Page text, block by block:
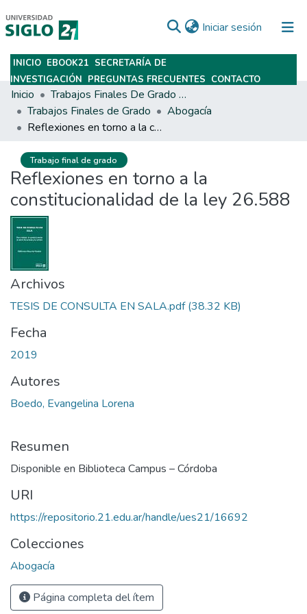
Iniciar sesión (current)
Subir
INICIO EBOOK21 SECRETARÍA DE
INVESTIGACIÓN PREGUNTAS FRECUENTES CONTACTO
Inicio
Trabajos Finales De Grado Y Posgrado
Trabajos Finales de Grado
Abogacía
Reflexiones en torno a la constitucionalidad de la ley 26.588
Trabajo final de grado
Reflexiones en torno a la
constitucionalidad de la ley 26.588
Archivos
TESIS DE CONSULTA EN SALA.pdf(38.32 KB)
Fecha
2019
Autores
Boedo, Evangelina Lorena
Resumen
Disponible en Biblioteca Campus – Córdoba
URI
https://repositorio.21.edu.ar/handle/ues21/16692
Colecciones
Abogacía
Página completa del ítem